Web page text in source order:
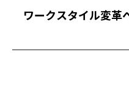
ワークスタイル変革